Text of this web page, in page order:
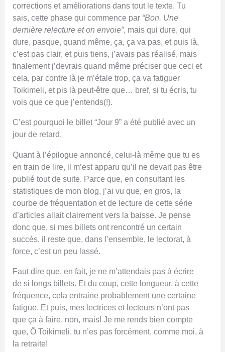
corrections et améliorations dans tout le texte. Tu
sais, cette phase qui commence par “Bon. Une
dernière relecture et on envoie”, mais qui dure, qui
dure, pasque, quand même, ça, ça va pas, et puis là,
c’est pas clair, et puis tiens, j’avais pas réalisé, mais
finalement j’devrais quand même préciser que ceci et
cela, par contre là je m’étale trop, ça va fatiguer
Toikimeli, et pis là peut-être que… bref, si tu écris, tu
vois que ce que j’entends(!).
C’est pourquoi le billet “Jour 9” a été publié avec un
jour de retard.
Quant à l’épilogue annoncé, celui-là même que tu es
en train de lire, il m’est apparu qu’il ne devait pas être
publié tout de suite. Parce que, en consultant les
statistiques de mon blog, j’ai vu que, en gros, la
courbe de fréquentation et de lecture de cette série
d’articles allait clairement vers la baisse. Je pense
donc que, si mes billets ont rencontré un certain
succès, il reste que, dans l’ensemble, le lectorat, à
force, c’est un peu lassé.
Faut dire que, en fait, je ne m’attendais pas à écrire
de si longs billets. Et du coup, cette longueur, à cette
fréquence, cela entraine probablement une certaine
fatigue. Et puis, mes lectrices et lecteurs n’ont pas
que ça à faire, non, mais! Je me rends bien compte
que, Ô Toikimeli, tu n’es pas forcément, comme moi, à
la retraite!